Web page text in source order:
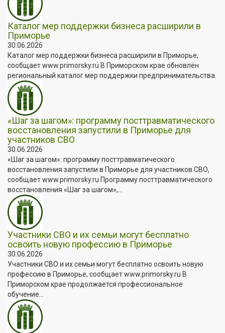
Каталог мер поддержки бизнеса расширили в
Приморье
30.06.2026
Каталог мер поддержки бизнеса расширили в Приморье,
сообщает www.primorsky.ru В Приморском крае обновлён
региональный каталог мер поддержки предпринимательства.
«Шаг за шагом»: программу посттравматического
восстановления запустили в Приморье для
участников СВО
30.06.2026
«Шаг за шагом»: программу посттравматического
восстановления запустили в Приморье для участников СВО,
сообщает www.primorsky.ru Программу посттравматического
восстановления «Шаг за шагом»,...
Участники СВО и их семьи могут бесплатно
освоить новую профессию в Приморье
30.06.2026
Участники СВО и их семьи могут бесплатно освоить новую
профессию в Приморье, сообщает www.primorsky.ru В
Приморском крае продолжается профессиональное
обучение...